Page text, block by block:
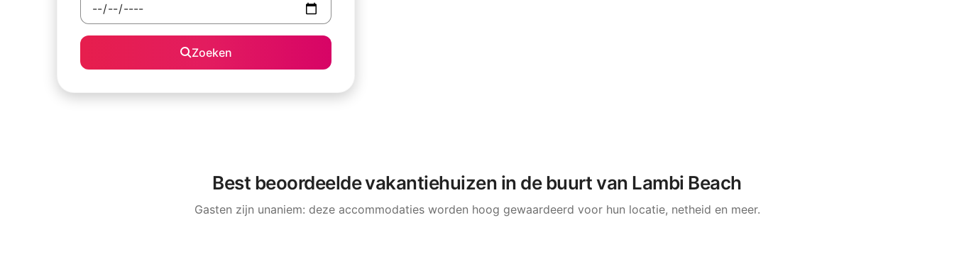
Zoeken
Best beoordeelde vakantiehuizen in de buurt van Lambi Beach
Gasten zijn unaniem: deze accommodaties worden hoog gewaardeerd voor hun locatie, netheid en meer.